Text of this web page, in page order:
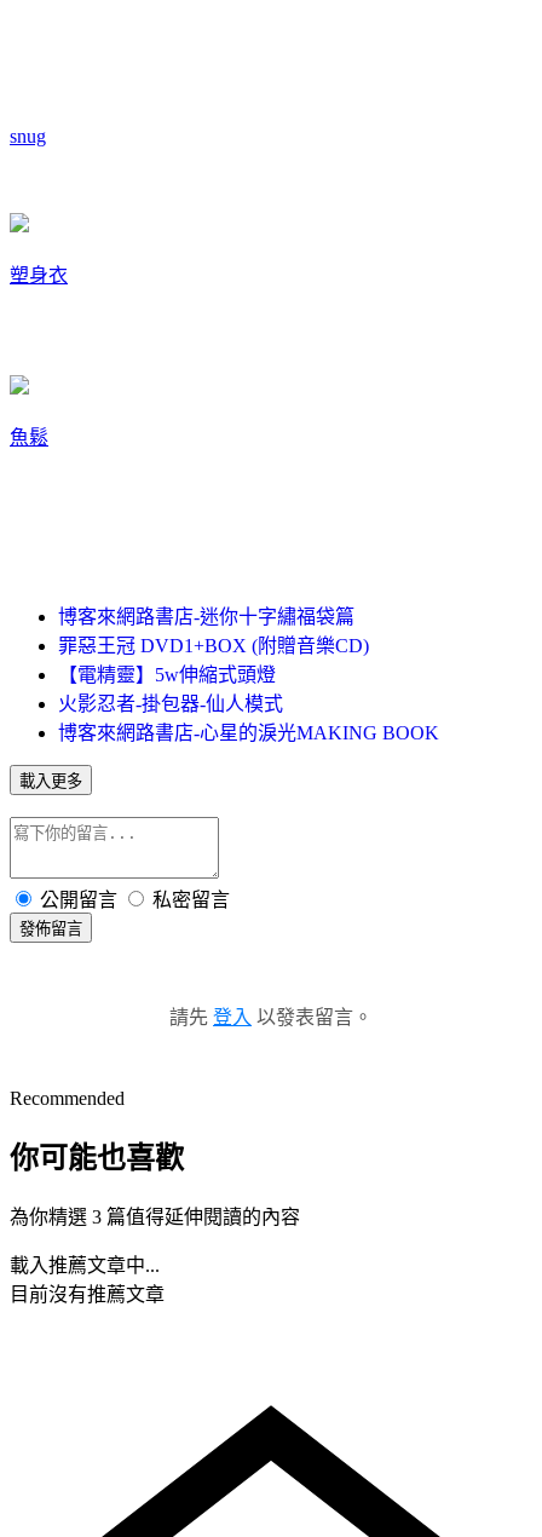
snug
塑身衣
魚鬆
博客來網路書店-迷你十字繡福袋篇
罪惡王冠 DVD1+BOX (附贈音樂CD)
【電精靈】5w伸縮式頭燈
火影忍者-掛包器-仙人模式
博客來網路書店-心星的淚光MAKING BOOK
載入更多
公開留言 私密留言
發佈留言
請先 登入 以發表留言。
Recommended
你可能也喜歡
為你精選 3 篇值得延伸閱讀的內容
載入推薦文章中...
目前沒有推薦文章